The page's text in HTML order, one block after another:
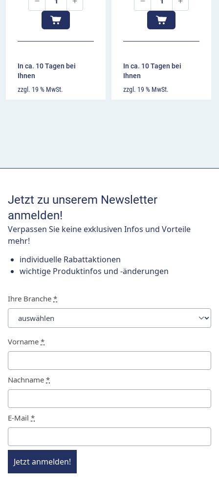
In ca. 10 Tagen bei
Ihnen
zzgl. 19 % MwSt.
In ca. 10 Tagen bei
Ihnen
zzgl. 19 % MwSt.
Jetzt zu unserem Newsletter
anmelden!
Verpassen Sie keine exklusiven Infos und Vorteile
mehr!
individuelle Rabattaktionen
wichtige Produktinfos und -änderungen
Ihre Branche *
Vorname *
Nachname *
E-Mail *
Jetzt anmelden!